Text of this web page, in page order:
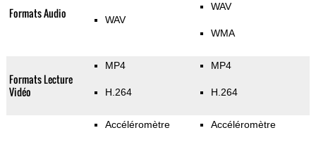
Formats Audio WAV
WAV
WMA
Formats Lecture
Vidéo
MP4
H.264
MP4
H.264
Accéléromètre Accéléromètre